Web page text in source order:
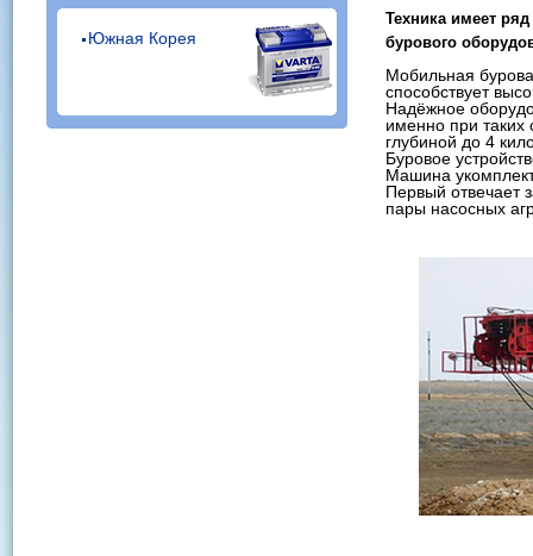
Южная Корея
Техника имеет
бурового
Мобильная
способствует
Надёжное
именно при таких
глубиной до 4
Буровое
Машина
Первый отвечает
пары насосных